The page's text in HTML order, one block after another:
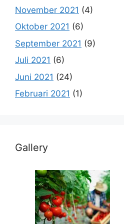
November 2021 (4)
Oktober 2021 (6)
September 2021 (9)
Juli 2021 (6)
Juni 2021 (24)
Februari 2021 (1)
Gallery